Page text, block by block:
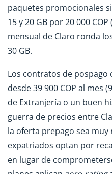
paquetes promocionales
15 y 20 GB por 20 000
mensual de Claro ronda
30 GB.
Los contratos de pospago
desde 39 900 COP al mes
de Extranjería o un buen
guerra de precios entre
la oferta prepago sea
expatriados optan por
en lugar de